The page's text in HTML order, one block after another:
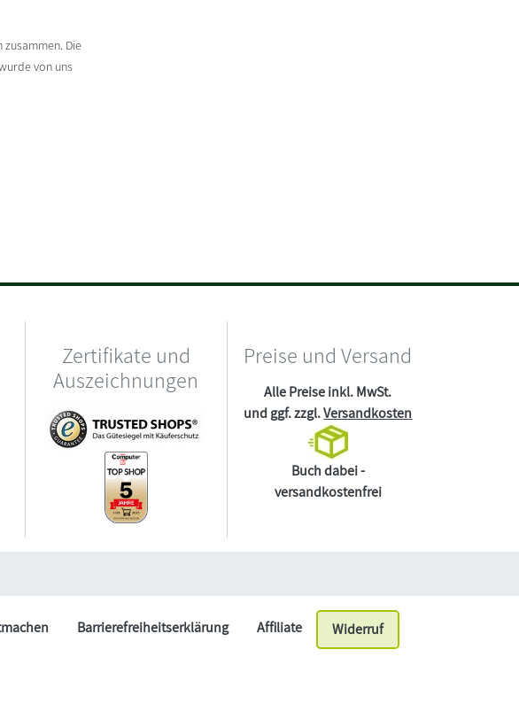
Die
von uns
Zertifikate und
Auszeichnungen
Preise und Versand
Alle Preise inkl. MwSt.
und ggf. zzgl.Versandkosten
Buch dabei -
versandkostenfrei
Barrierefreiheitserklärung Affiliate Widerruf